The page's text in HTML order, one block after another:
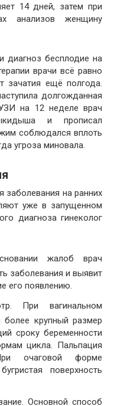
14 дней, затем при
анализов женщину
диагноз бесплодие на
врачи всё равно
зачатия ещё полгода.
долгожданная
на 12 неделе врач
и прописал
соблюдался вплоть
угроза миновала.
заболевания на ранних
уже в запущенном
диагноза гинеколог
жалоб врач
заболевания и выявит
его появлению.
При вагинальном
более крупный размер
сроку беременности
цикла. Пальпация
очаговой форме
поверхность
Основной способ